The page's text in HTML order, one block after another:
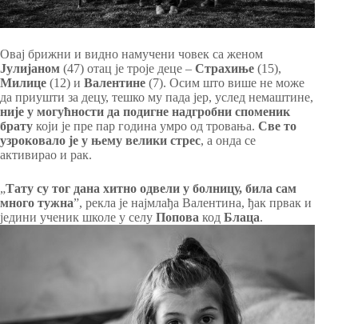
Овај брижни и видно намучени човек са женом
Јулијаном (47) отац је троје деце – Страхиње (15),
Милице (12) и Валентине (7). Осим што више не може
да приушти за децу, тешко му пада јер, услед немаштине,
није у могућности да подигне надгробни споменик
брату који је пре пар година умро од тровања. Све то
узроковало је у њему велики стрес, а онда се
активирао и рак.
„Тату су тог дана хитно одвели у болницу, била сам
много тужна”, рекла је најмлађа Валентина, ђак првак и
једини ученик школе у селу Попова код Блаца.